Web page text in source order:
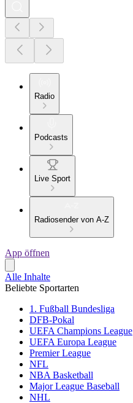
Radio
Podcasts
Live Sport
Radiosender von A-Z
App öffnen
Alle Inhalte
Beliebte Sportarten
1. Fußball Bundesliga
DFB-Pokal
UEFA Champions League
UEFA Europa League
Premier League
NFL
NBA Basketball
Major League Baseball
NHL